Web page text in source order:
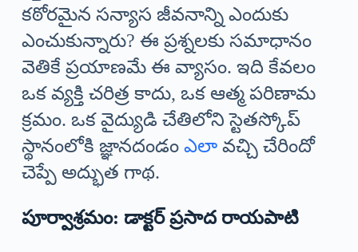
కఠోరమైన సన్యాస జీవనాన్ని ఎందుకు
ఎంచుకున్నారు? ఈ ప్రశ్నలకు సమాధానం
వెతికే ప్రయాణమే ఈ వ్యాసం. ఇది కేవలం
ఒక వ్యక్తి చరిత్ర కాదు, ఒక ఆత్మ పరిణామ
క్రమం. ఒక వైద్యుడి చేతిలోని స్టెతస్కోప్
స్థానంలోకి జ్ఞానదండం ఎలావచ్చి చేరిందో
చెప్పే అద్భుత గాథ.
పూర్వాశ్రమం: డాక్టర్ ప్రసాద రాయపాటి